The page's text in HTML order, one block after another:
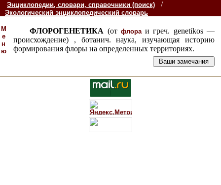
Энциклопедии, словари, справочники (поиск) /
Экологический энциклопедический словарь
М
е
н
ю
ФЛОРОГЕНЕТИКА (от флора и греч. genetikos —
происхождение) , ботанич. наука, изучающая историю
формирования флоры на определенных территориях.